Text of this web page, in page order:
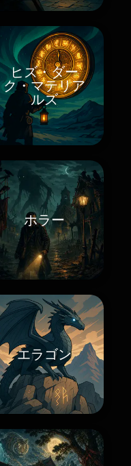
ヒズ・ダー
ク・マテリア
ルズ
ホラー
エラゴン